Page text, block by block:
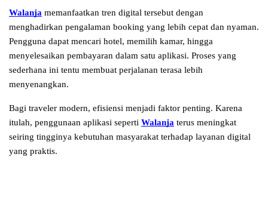
Walanja memanfaatkan tren digital tersebut dengan
menghadirkan pengalaman booking yang lebih cepat dan nyaman.
Pengguna dapat mencari hotel, memilih kamar, hingga
menyelesaikan pembayaran dalam satu aplikasi. Proses yang
sederhana ini tentu membuat perjalanan terasa lebih
menyenangkan.
Bagi traveler modern, efisiensi menjadi faktor penting. Karena
itulah, penggunaan aplikasi seperti Walanja terus meningkat
seiring tingginya kebutuhan masyarakat terhadap layanan digital
yang praktis.